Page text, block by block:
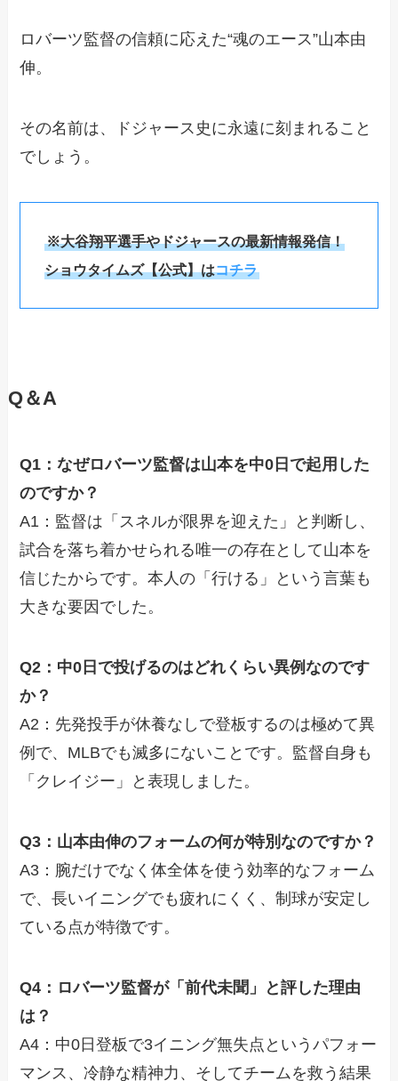
ロバーツ監督の信頼に応えた“魂のエース”山本由
伸。
その名前は、ドジャース史に永遠に刻まれること
でしょう。
※大谷翔平選手やドジャースの最新情報発信！
ショウタイムズ【公式】はコチラ
Q＆A
Q1：なぜロバーツ監督は山本を中0日で起用した
のですか？
A1：監督は「スネルが限界を迎えた」と判断し、
試合を落ち着かせられる唯一の存在として山本を
信じたからです。本人の「行ける」という言葉も
大きな要因でした。
Q2：中0日で投げるのはどれくらい異例なのです
か？
A2：先発投手が休養なしで登板するのは極めて異
例で、MLBでも滅多にないことです。監督自身も
「クレイジー」と表現しました。
Q3：山本由伸のフォームの何が特別なのですか？
A3：腕だけでなく体全体を使う効率的なフォーム
で、長いイニングでも疲れにくく、制球が安定し
ている点が特徴です。
Q4：ロバーツ監督が「前代未聞」と評した理由
は？
A4：中0日登板で3イニング無失点というパフォー
マンス、冷静な精神力、そしてチームを救う結果